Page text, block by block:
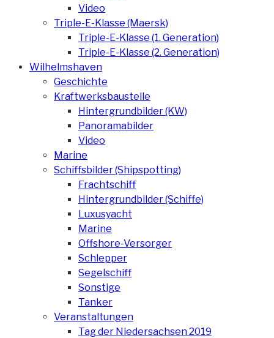
Video
Triple-E-Klasse (Maersk)
Triple-E-Klasse (1. Generation)
Triple-E-Klasse (2. Generation)
Wilhelmshaven
Geschichte
Kraftwerksbaustelle
Hintergrundbilder (KW)
Panoramabilder
Video
Marine
Schiffsbilder (Shipspotting)
Frachtschiff
Hintergrundbilder (Schiffe)
Luxusyacht
Marine
Offshore-Versorger
Schlepper
Segelschiff
Sonstige
Tanker
Veranstaltungen
Tag der Niedersachsen 2019